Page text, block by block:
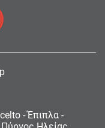
- Έπιπλα -